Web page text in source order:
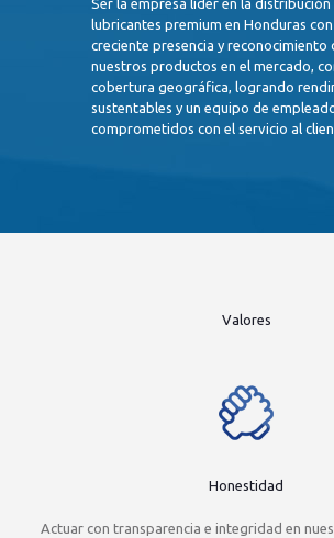
Ser la empresa líder en la distribución
lubricantes premium en Honduras con
creciente presencia y reconocimiento
nuestros productos en el mercado,
cobertura geográfica, logrando
sustentables y un equipo de
comprometidos con el servicio al
Valores
Honestidad
Actuar con transparencia e integridad en